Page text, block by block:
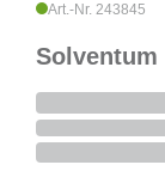
Art.-Nr. 243845
Solventum